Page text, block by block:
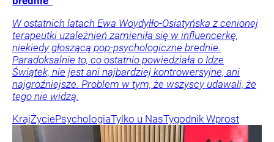
W ostatnich latach Ewa Woydyłło-Osiatyńska z cenionej
terapeutki uzależnień zamieniła się w influencerkę,
niekiedy głoszącą pop-psychologiczne brednie.
Paradoksalnie to, co ostatnio powiedziała o Idze
Świątek, nie jest ani najbardziej kontrowersyjne, ani
najgroźniejsze. Problem w tym, że wszyscy udawali, że
tego nie widzą.
KrajŻyciePsychologiaTylko u NasTygodnik Wprost